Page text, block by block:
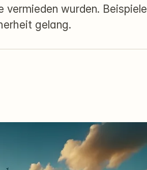
wurden. Beispiele
gelang.